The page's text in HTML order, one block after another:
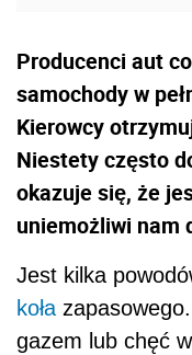
Producenci aut
samochody w
Kierowcy
Niestety często
okazuje się, że
uniemożliwi nam
Jest kilka
koła
gazem lub chęć